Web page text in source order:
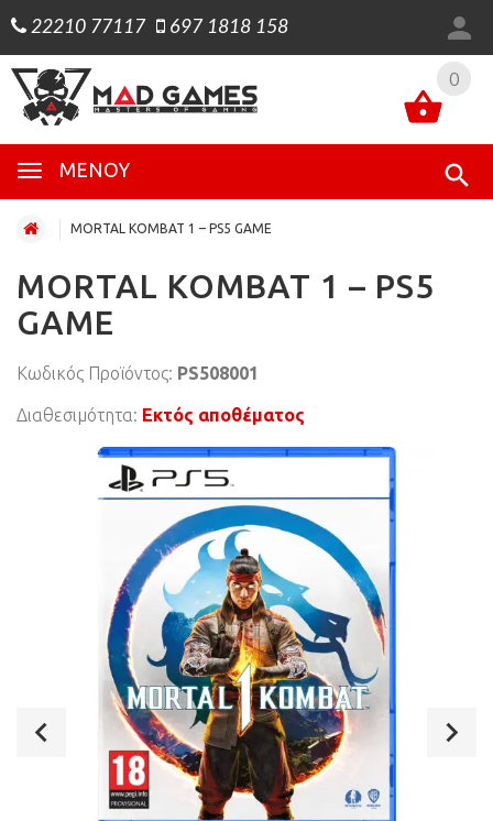
22210 77117 697 1818 158
0
ΜΕΝΟΎ
0
MORTAL KOMBAT 1 – PS5 GAME
MORTAL KOMBAT 1 – PS5
GAME
Κωδικός Προϊόντος: PS508001
Διαθεσιμότητα: Εκτός αποθέματος